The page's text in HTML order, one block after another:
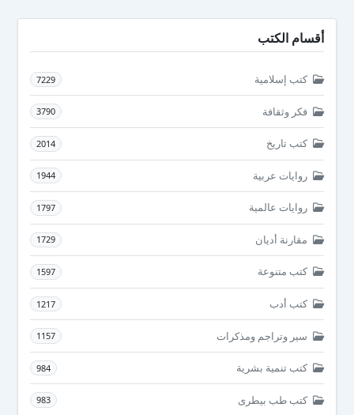
أقسام الكتب
كتب إسلامية 7229
فكر وثقافة 3790
كتب تاريخ 2014
روايات عربية 1944
روايات عالمية 1797
مقارنة أديان 1729
كتب متنوعة 1597
كتب أدب 1217
سير وتراجم ومذكرات 1157
كتب تنمية بشرية 984
كتب طب بيطرى 983